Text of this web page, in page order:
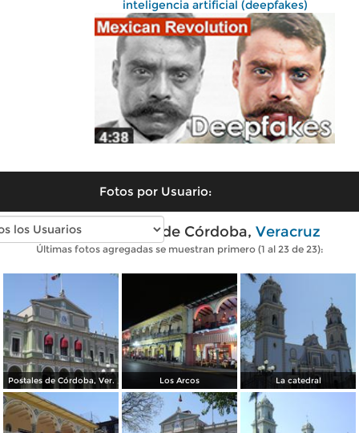
inteligencia artificial (deepfakes)
Fotos por Usuario:
Fotos modernas de Córdoba, Veracruz
Últimas fotos agregadas se muestran primero (1 al 23 de 23):
Postales de Córdoba, Ver. Los Arcos La catedral